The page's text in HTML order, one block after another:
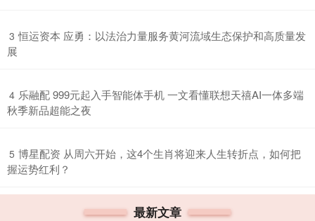
3 ​恒运资本 应勇：以法治力量服务黄河流域生态保护和高质量发
展
4 ​乐融配 999元起入手智能体手机 一文看懂联想天禧AI一体多端
秋季新品超能之夜
5 ​博星配资 从周六开始，这4个生肖将迎来人生转折点，如何把
握运势红利？
最新文章